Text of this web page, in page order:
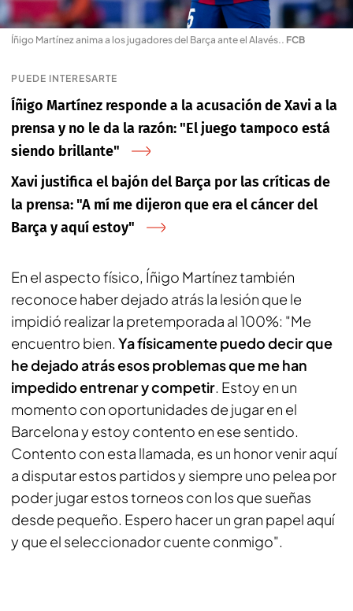
Íñigo Martínez anima a los jugadores del Barça ante el Alavés.. FCB
PUEDE INTERESARTE
Íñigo Martínez responde a la acusación de Xavi a la
prensa y no le da la razón: "El juego tampoco está
siendo brillante"
Xavi justifica el bajón del Barça por las críticas de
la prensa: "A mí me dijeron que era el cáncer del
Barça y aquí estoy"
En el aspecto físico, Íñigo Martínez también
reconoce haber dejado atrás la lesión que le
impidió realizar la pretemporada al 100%: "Me
encuentro bien. Ya físicamente puedo decir que
he dejado atrás esos problemas que me han
impedido entrenar y competir. Estoy en un
momento con oportunidades de jugar en el
Barcelona y estoy contento en ese sentido.
Contento con esta llamada, es un honor venir aquí
a disputar estos partidos y siempre uno pelea por
poder jugar estos torneos con los que sueñas
desde pequeño. Espero hacer un gran papel aquí
y que el seleccionador cuente conmigo".